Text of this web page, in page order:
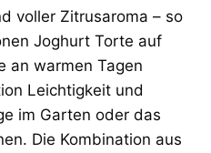
voller Zitrusaroma – so
Joghurt Torte auf
an warmen Tagen
Leichtigkeit und
im Garten oder das
Die Kombination aus